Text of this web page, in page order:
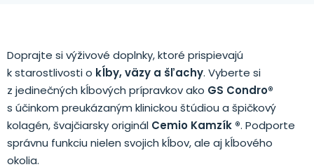
Doprajte si výživové doplnky, ktoré prispievajú
k starostlivosti o kĺby, väzy a šľachy. Vyberte si
z jedinečných kĺbových prípravkov ako GS Condro®
s účinkom preukázaným klinickou štúdiou a špičkový
kolagén, švajčiarsky originál Cemio Kamzík ®. Podporte
správnu funkciu nielen svojich kĺbov, ale aj kĺbového
okolia.